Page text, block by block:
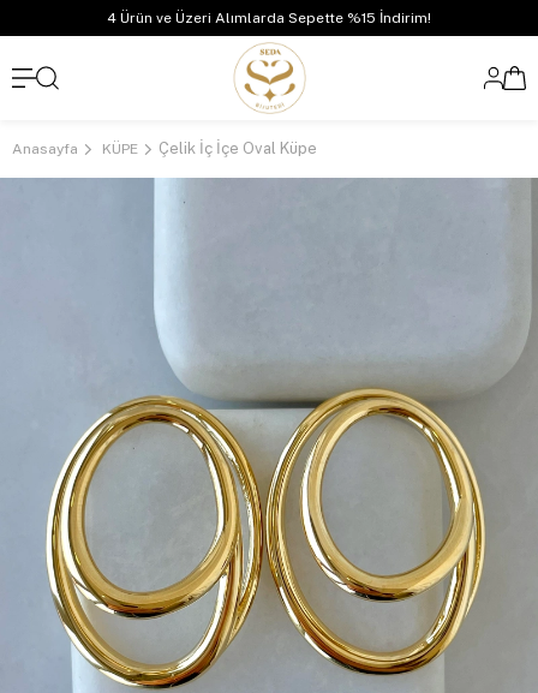
4 Ürün ve Üzeri Alımlarda Sepette %15 İndirim!
Anasayfa KÜPE Çelik İç İçe Oval Küpe